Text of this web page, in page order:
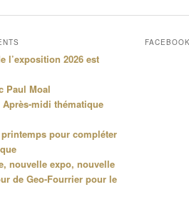
l’exposition 2026 est
Paul Moal
Après-midi thématique
pour compléter
nouvelle expo, nouvelle
de Geo-Fourrier pour le